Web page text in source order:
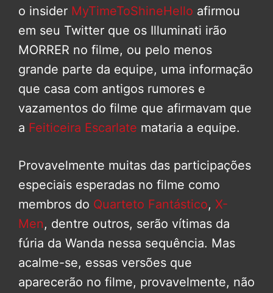
o insider MyTimeToShineHello afirmou
em seu Twitter que os Illuminati irão
MORRER no filme, ou pelo menos
grande parte da equipe, uma informação
que casa com antigos rumores e
vazamentos do filme que afirmavam que
a Feiticeira Escarlate mataria a equipe.
Provavelmente muitas das participações
especiais esperadas no filme como
membros do Quarteto Fantástico, X-
Men, dentre outros, serão vítimas da
fúria da Wanda nessa sequência. Mas
acalme-se, essas versões que
aparecerão no filme, provavelmente, não